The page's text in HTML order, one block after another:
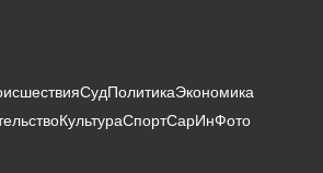
СудПолитикаЭкономика
КультураСпортСарИнФото